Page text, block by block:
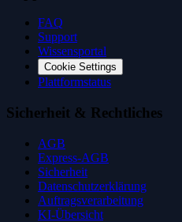
FAQ
Support
Wissensportal
Cookie Settings
Plattformstatus
Sicherheit & Rechtliches
AGB
Express-AGB
Sicherheit
Datenschutzerklärung
Auftragsverarbeitung
KI-Übersicht